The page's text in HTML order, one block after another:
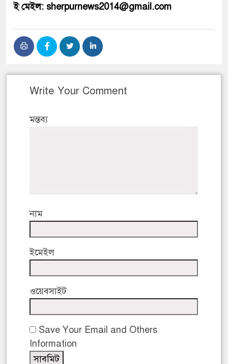
ই মেইল: sherpurnews2014@gmail.com
Write Your Comment
মন্তব্য
নাম
ইমেইল
ওয়েবসাইট
Save Your Email and Others
Information